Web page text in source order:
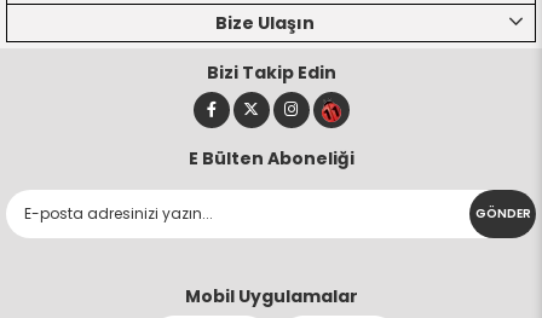
Bize Ulaşın
Bizi Takip Edin
E Bülten Aboneliği
GÖNDER
Mobil Uygulamalar